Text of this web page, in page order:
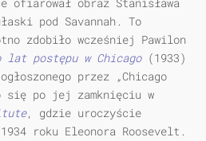
pod Savannah. To
zdobiło wcześniej Pawilon
lat postępu w Chicago(1933)
przez „Chicago
się po jej zamknięciu w
, gdzie uroczyście
roku Eleonora Roosevelt.